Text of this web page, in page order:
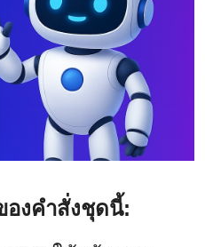
องคำสั่งชุดนี้: